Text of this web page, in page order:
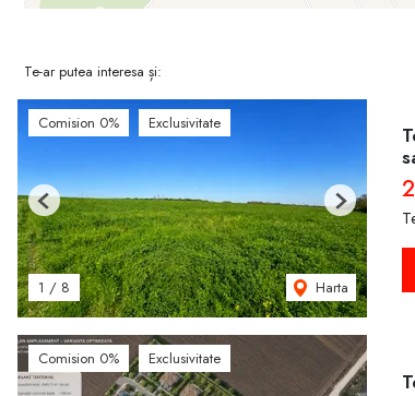
Te-ar putea interesa și:
Comision 0% Exclusivitate
1 / 8 Harta
Previous Next
Comision 0% Exclusivitate